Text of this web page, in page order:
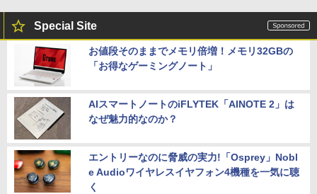
Special Site
お値段そのままでメモリ倍増！メモリ32GBの
「お得なゲーミングノート」
AIスマートノートのiFLYTEK「AINOTE 2」は
なぜ魅力的なのか？
エントリーなのに脅威の実力!「Osprey」Nobl
e Audioワイヤレスイヤフォン4機種を一気に聴
く